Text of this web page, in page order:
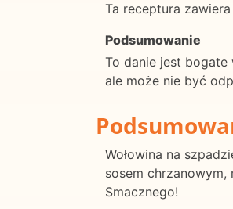
Ta receptura
Podsumowanie
To danie jest bogate
ale może nie być
Wołowina na
sosem chrzanowym,
Smacznego!